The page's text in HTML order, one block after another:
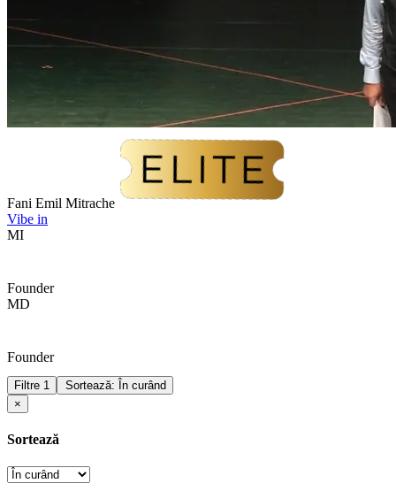
Fani Emil Mitrache
Vibe in
MI
Founder
MD
Founder
Filtre 1
Sortează: În curând
×
Sortează